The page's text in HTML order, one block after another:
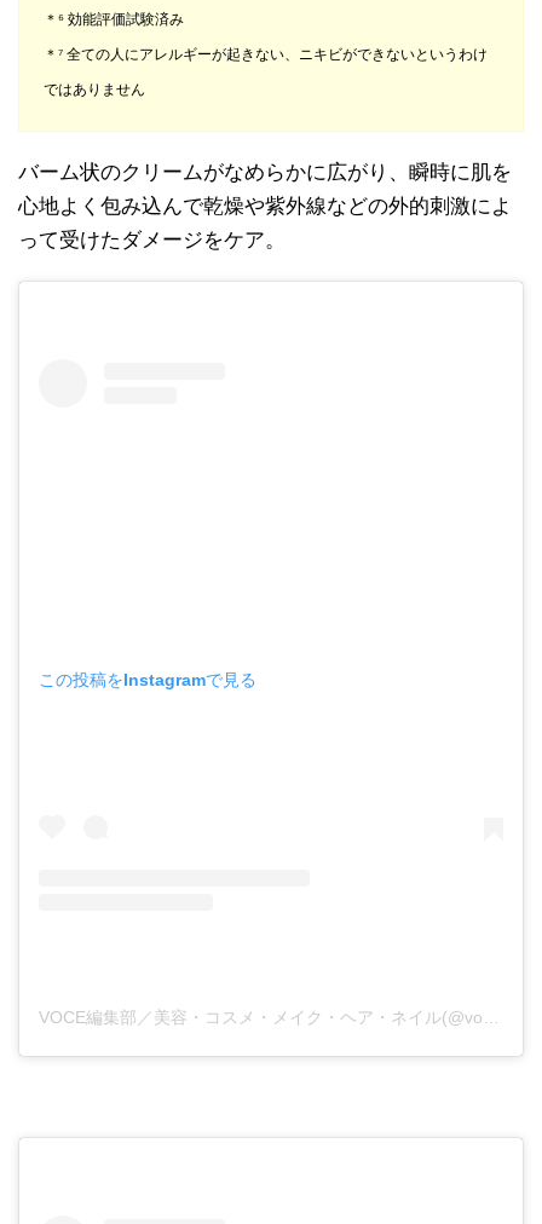
＊⁶ 効能評価試験済み
＊⁷ 全ての人にアレルギーが起きない、ニキビができないというわけ
ではありません
バーム状のクリームがなめらかに広がり、瞬時に肌を
心地よく包み込んで乾燥や紫外線などの外的刺激によ
って受けたダメージをケア。
この投稿をInstagramで見る